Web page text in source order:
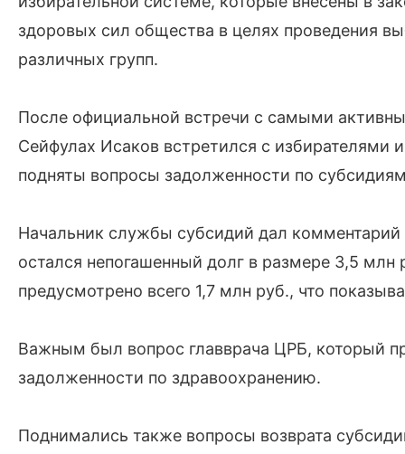
здоровых сил общества в целях проведения
различных групп.
После официальной встречи с самыми
Сейфулах Исаков встретился с
подняты вопросы задолженности по
Начальник службы субсидий дал
остался непогашенный долг в размере 3,5
предусмотрено всего 1,7 млн руб., что
Важным был вопрос главврача ЦРБ, который
задолженности по здравоохранению.
Поднимались также вопросы возврата